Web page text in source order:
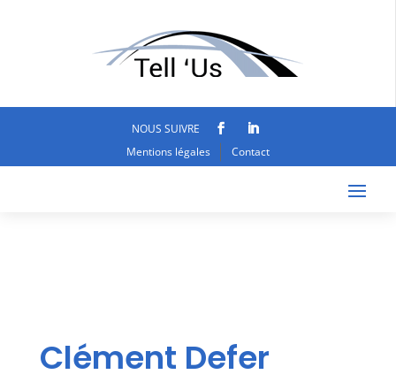
NOUS SUIVRE
Mentions légales
Contact
Clément Defer